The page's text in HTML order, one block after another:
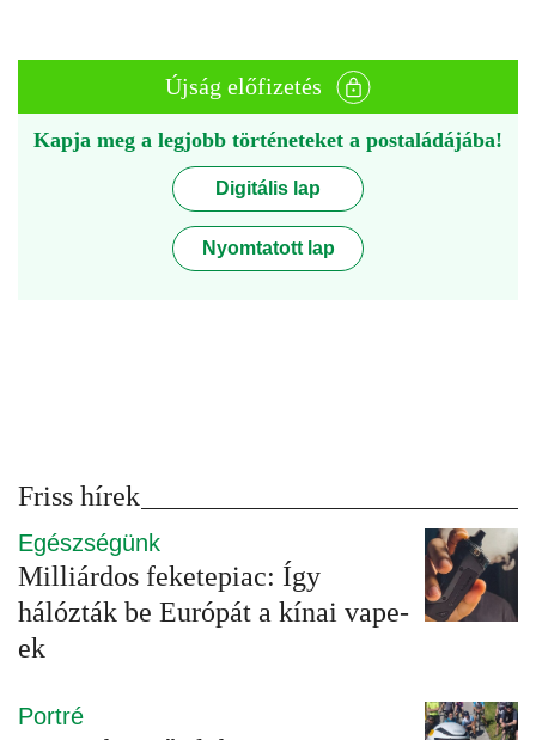
Újság előfizetés
Kapja meg a legjobb történeteket a postaládájába!
Digitális lap
Nyomtatott lap
Friss hírek
Egészségünk
Milliárdos feketepiac: Így
hálózták be Európát a kínai vape-
ek
Portré